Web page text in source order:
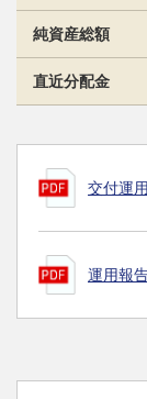
純資産総額
直近分配金
交付運
運用報